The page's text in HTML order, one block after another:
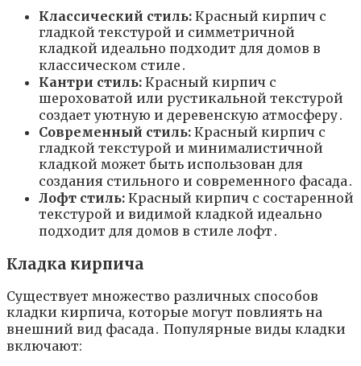
Классический стиль: Красный кирпич с
гладкой текстурой и симметричной
кладкой идеально подходит для домов в
классическом стиле․
Кантри стиль: Красный кирпич с
шероховатой или рустикальной текстурой
создает уютную и деревенскую атмосферу․
Современный стиль: Красный кирпич с
гладкой текстурой и минималистичной
кладкой может быть использован для
создания стильного и современного фасада․
Лофт стиль: Красный кирпич с состаренной
текстурой и видимой кладкой идеально
подходит для домов в стиле лофт․
Кладка кирпича
Существует множество различных способов
кладки кирпича, которые могут повлиять на
внешний вид фасада․ Популярные виды кладки
включают: